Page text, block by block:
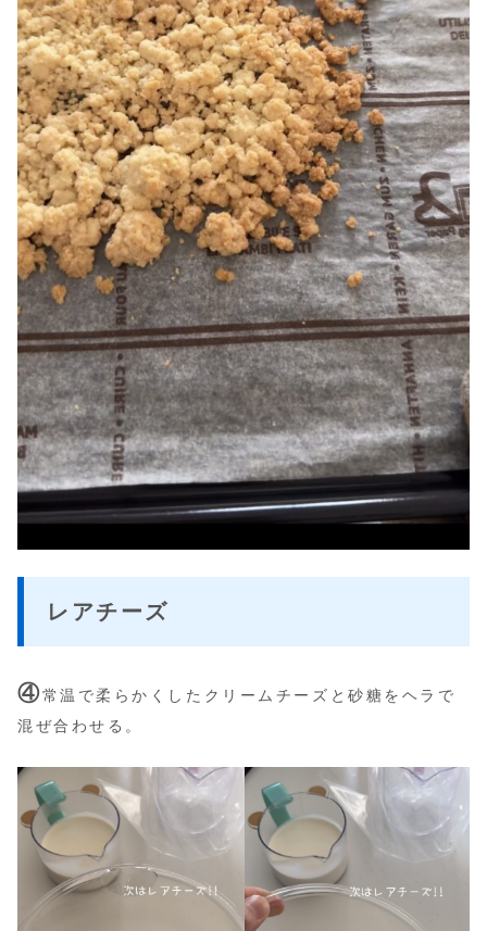
レアチーズ
④常温で柔らかくしたクリームチーズと砂糖をヘラで
混ぜ合わせる。